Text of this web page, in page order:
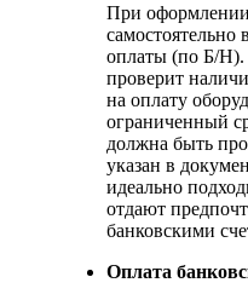
При оформлении
самостоятельно
оплаты (по Б/Н).
проверит
на оплату
ограниченный
должна быть
указан в
идеально
отдают
банковскими
Оплата